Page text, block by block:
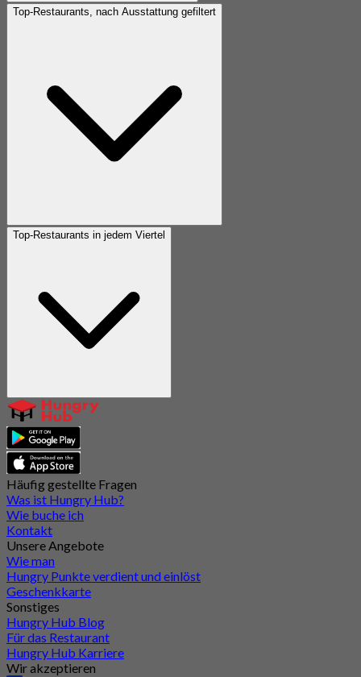
Top-Restaurants, nach Ausstattung gefiltert
Top-Restaurants in jedem Viertel
Häufig gestellte Fragen
Was ist Hungry Hub?
Wie buche ich
Kontakt
Unsere Angebote
Wie man
Hungry Punkte verdient und einlöst
Geschenkkarte
Sonstiges
Hungry Hub Blog
Für das Restaurant
Hungry Hub Karriere
Wir akzeptieren